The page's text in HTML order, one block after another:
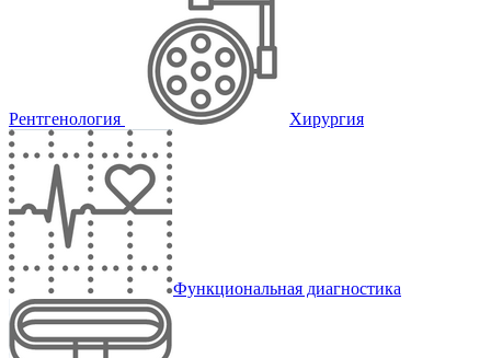
Рентгенология Хирургия
Функциональная диагностика